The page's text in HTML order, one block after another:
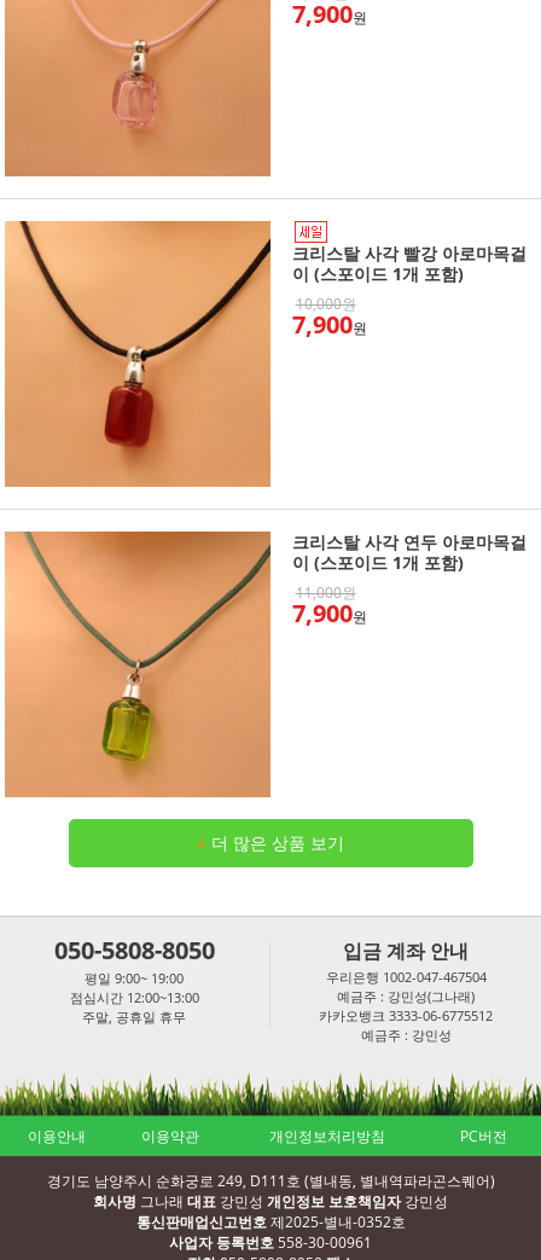
7,900원
크리스탈 사각 빨강 아로마목걸
이 (스포이드 1개 포함)
10,000원
7,900원
크리스탈 사각 연두 아로마목걸
이 (스포이드 1개 포함)
11,000원
7,900원
+ 더 많은 상품 보기
050-5808-8050
평일 9:00~ 19:00
점심시간 12:00~13:00
주말, 공휴일 휴무
입금 계좌 안내
우리은행 1002-047-467504
예금주 : 강민성(그나래)
카카오뱅크 3333-06-6775512
예금주 : 강민성
이용안내 이용약관 개인정보처리방침 PC버전
경기도 남양주시 순화궁로 249, D111호 (별내동, 별내역파라곤스퀘어)
회사명 그나래 대표 강민성 개인정보 보호책임자강민성
통신판매업신고번호제2025-별내-0352호
사업자 등록번호558-30-00961